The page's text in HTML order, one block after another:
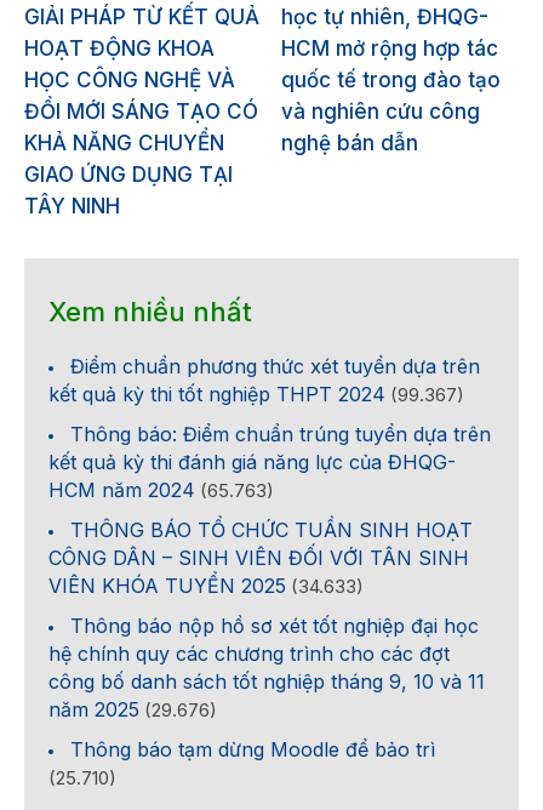
GIẢI PHÁP TỪ KẾT QUẢ
HOẠT ĐỘNG KHOA
HỌC CÔNG NGHỆ VÀ
ĐỔI MỚI SÁNG TẠO CÓ
KHẢ NĂNG CHUYỂN
GIAO ỨNG DỤNG TẠI
TÂY NINH
học tự nhiên, ĐHQG-
HCM mở rộng hợp tác
quốc tế trong đào tạo
và nghiên cứu công
nghệ bán dẫn
Xem nhiều nhất
Điểm chuẩn phương thức xét tuyển dựa trên
kết quả kỳ thi tốt nghiệp THPT 2024 (99.367)
Thông báo: Điểm chuẩn trúng tuyển dựa trên
kết quả kỳ thi đánh giá năng lực của ĐHQG-
HCM năm 2024 (65.763)
THÔNG BÁO TỔ CHỨC TUẦN SINH HOẠT
CÔNG DÂN – SINH VIÊN ĐỐI VỚI TÂN SINH
VIÊN KHÓA TUYỂN 2025 (34.633)
Thông báo nộp hồ sơ xét tốt nghiệp đại học
hệ chính quy các chương trình cho các đợt
công bố danh sách tốt nghiệp tháng 9, 10 và 11
năm 2025 (29.676)
Thông báo tạm dừng Moodle để bảo trì
(25.710)